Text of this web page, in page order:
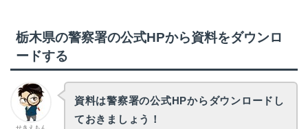
栃木県の警察署の公式HPから資料をダウンロ
ードする
せきえもん
資料は警察署の公式HPからダウンロードし
ておきましょう！